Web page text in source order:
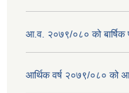
आ.व. २०७९/०८० को बार्षिक
आर्थिक वर्ष २०७९/०८० को